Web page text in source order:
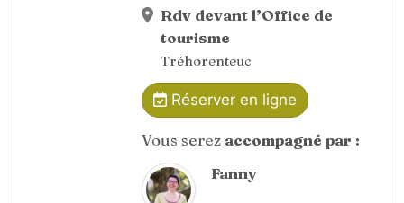
Rdv devant l’Office de
tourisme
Tréhorenteuc
Réserver en ligne
Vous serez accompagné par :
Fanny